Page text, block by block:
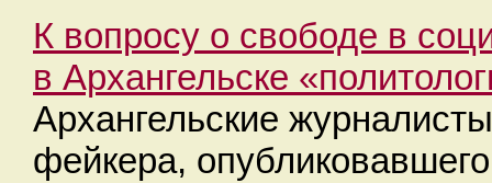
К вопросу о свободе в
в Архангельске
Архангельские
фейкера,